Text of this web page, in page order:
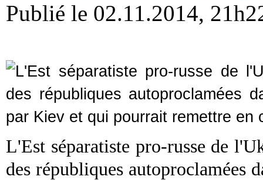
Publié le 02.11.2014,
L'Est séparatiste pro-russe de
des républiques autoproclamées